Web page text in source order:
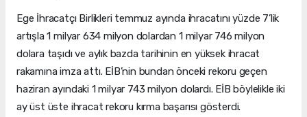
Ege İhracatçı Birlikleri temmuz ayında ihracatını yüzde 7’lik
artışla 1 milyar 634 milyon dolardan 1 milyar 746 milyon
dolara taşıdı ve aylık bazda tarihinin en yüksek ihracat
rakamına imza attı. EİB’nin bundan önceki rekoru geçen
haziran ayındaki 1 milyar 743 milyon dolardı. EİB böylelikle iki
ay üst üste ihracat rekoru kırma başarısı gösterdi.